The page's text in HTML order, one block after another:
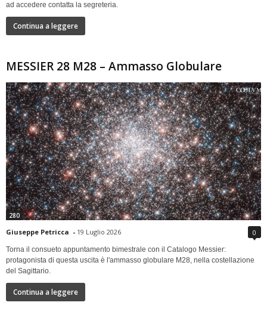
ad accedere contatta la segreteria.
Continua a leggere
MESSIER 28 M28 – Ammasso Globulare
280
Giuseppe Petricca - 19 Luglio 2026 0
Torna il consueto appuntamento bimestrale con il Catalogo Messier:
protagonista di questa uscita è l'ammasso globulare M28, nella costellazione
del Sagittario.
Continua a leggere